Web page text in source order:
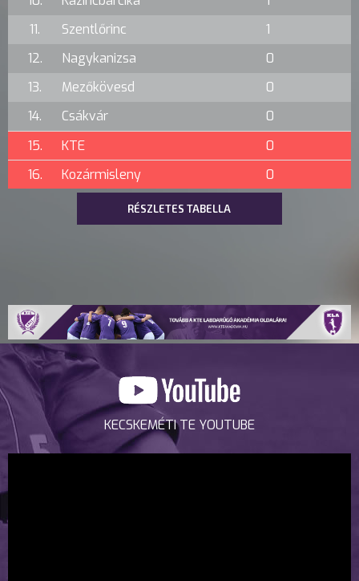
11.
Szentlőrinc
1
12.
Nagykanizsa
0
13.
Mezőkövesd
0
14.
Csákvár
0
15.
KTE
0
16.
Kozármisleny 0
RÉSZLETES TABELLA
KECSKEMÉTI TE YOUTUBE